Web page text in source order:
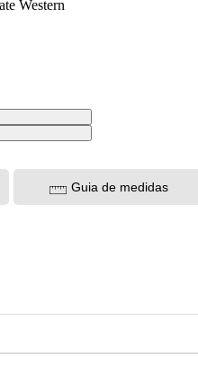
Western
| EGGGG BR
| EGG BR
Guia de medidas